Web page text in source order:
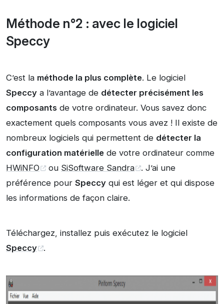
Méthode n°2 : avec le logiciel
Speccy
C’est la méthode la plus complète. Le logiciel
Speccy a l’avantage de détecter précisément les
composants de votre ordinateur. Vous savez donc
exactement quels composants vous avez ! Il existe de
nombreux logiciels qui permettent de détecter la
configuration matérielle de votre ordinateur comme
HWiNFO
ou SiSoftware Sandra
. J’ai une
préférence pour Speccy qui est léger et qui dispose
les informations de façon claire.
Téléchargez, installez puis exécutez le logiciel
Speccy
.